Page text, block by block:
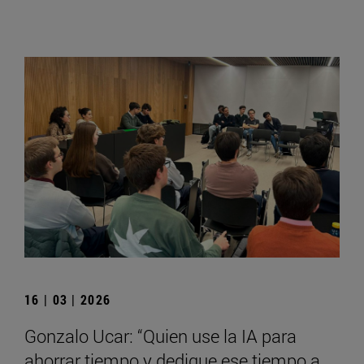
16 | 03 | 2026
Gonzalo Ucar: “Quien use la IA para